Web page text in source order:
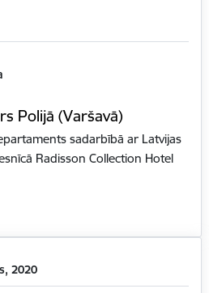
Polijā (Varšavā)
sadarbībā ar Latvijas
Radisson Collection Hotel
2020